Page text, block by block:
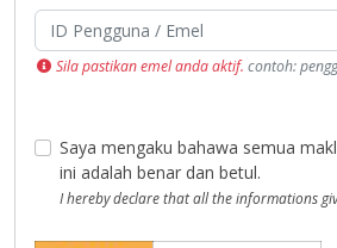
Sila pastikan emel anda aktif.contoh:
Saya mengaku bahawa semua
ini adalah benar dan betul.
I hereby declare that all the informations